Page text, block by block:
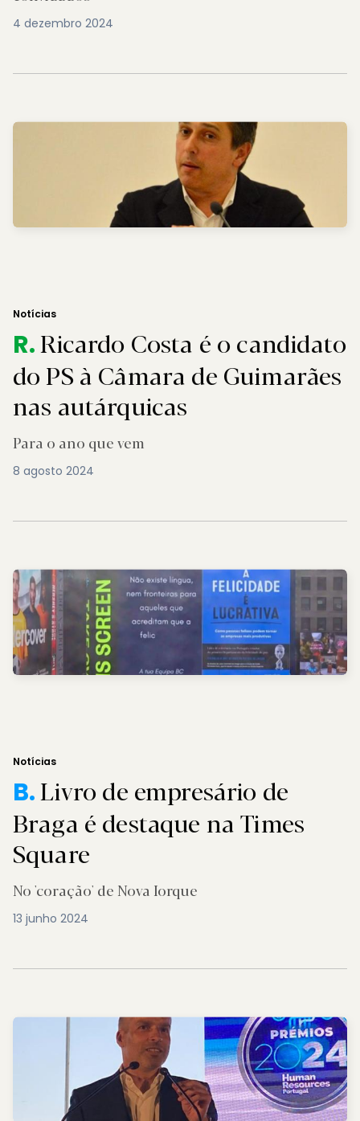
4 dezembro 2024
Notícias
R.Ricardo Costa é o candidato
do PS à Câmara de Guimarães
nas autárquicas
Para o ano que vem
8 agosto 2024
Notícias
B.Livro de empresário de
Braga é destaque na Times
Square
No 'coração' de Nova Iorque
13 junho 2024